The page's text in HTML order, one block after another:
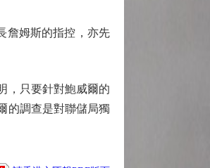
詹姆斯的指控，亦先
，只要針對鮑威爾的
的調查是對聯儲局獨